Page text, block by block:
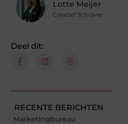
Lotte Meijer
Creatief Schrijver
Deel dit:
RECENTE BERICHTEN
Marketingbureau